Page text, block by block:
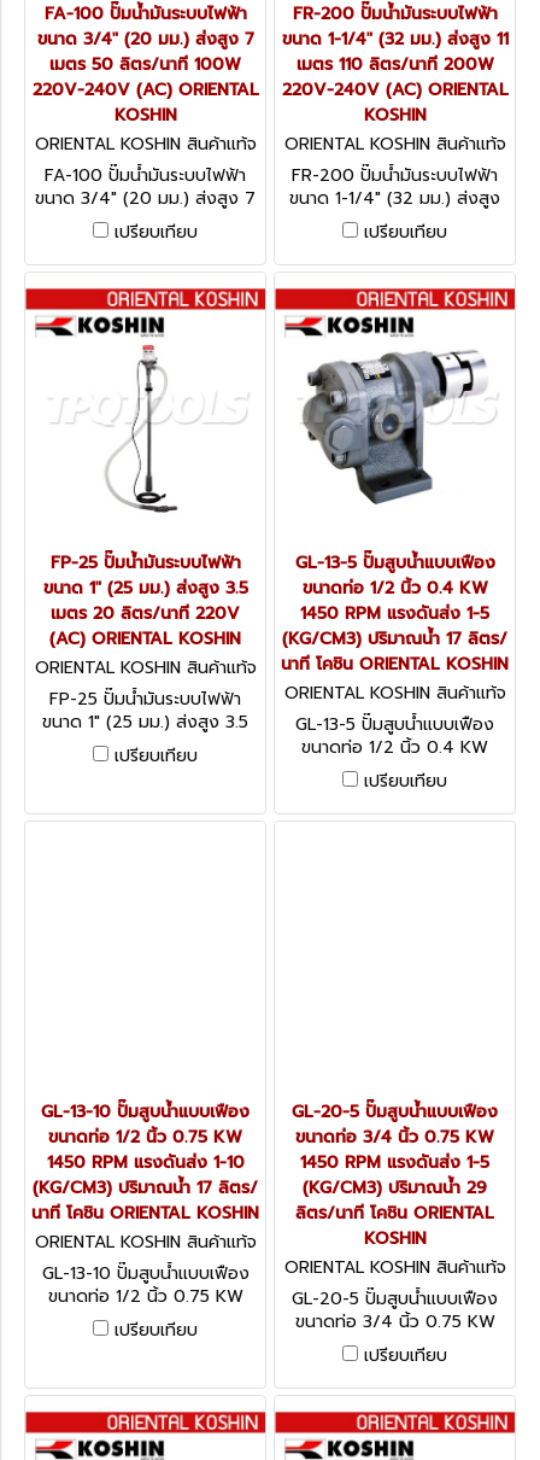
FA-100 ปั๊มน้ำมันระบบไฟฟ้า
ขนาด 3/4" (20 มม.) ส่งสูง 7
เมตร 50 ลิตร/นาที 100W
220V-240V (AC) ORIENTAL
KOSHIN
ORIENTAL KOSHIN สินค้าแท้จ
ากโรงงานผู้ผลิต FA-100
FA-100 ปั๊มน้ำมันระบบไฟฟ้า
ขนาด 3/4" (20 มม.) ส่งสูง 7
เมตร 50 ลิตร/นาที 100W
220V-240V (AC) ORIENTAL
KOSHIN
เปรียบเทียบ
FR-200 ปั๊มน้ำมันระบบไฟฟ้า
ขนาด 1-1/4" (32 มม.) ส่งสูง 11
เมตร 110 ลิตร/นาที 200W
220V-240V (AC) ORIENTAL
KOSHIN
ORIENTAL KOSHIN สินค้าแท้จ
ากโรงงานผู้ผลิต FR-200
FR-200 ปั๊มน้ำมันระบบไฟฟ้า
ขนาด 1-1/4" (32 มม.) ส่งสูง
11 เมตร 110 ลิตร/นาที 200W
220V-240V (AC) ORIENTAL
KOSHIN
เปรียบเทียบ
FP-25 ปั๊มน้ำมันระบบไฟฟ้า
ขนาด 1" (25 มม.) ส่งสูง 3.5
เมตร 20 ลิตร/นาที 220V
(AC) ORIENTAL KOSHIN
ORIENTAL KOSHIN สินค้าแท้จ
ากโรงงานผู้ผลิต FP-25
FP-25 ปั๊มน้ำมันระบบไฟฟ้า
ขนาด 1" (25 มม.) ส่งสูง 3.5
เมตร 20 ลิตร/นาที 220V
(AC) ORIENTAL KOSHIN
เปรียบเทียบ
GL-13-5 ปั๊มสูบน้ำแบบเฟือง
ขนาดท่อ 1/2 นิ้ว 0.4 KW
1450 RPM แรงดันส่ง 1-5
(KG/CM3) ปริมาณน้ำ 17 ลิตร/
นาที โคชิน ORIENTAL KOSHIN
ORIENTAL KOSHIN สินค้าแท้จ
ากโรงงานผู้ผลิต GL-13-5
GL-13-5 ปั๊มสูบน้ำแบบเฟือง
ขนาดท่อ 1/2 นิ้ว 0.4 KW
1450 RPM แรงดันส่ง 1-5
(KG/CM3) ปริมาณน้ำ 17 ลิตร/
นาที โคชิน ORIENTAL KOSHIN
เปรียบเทียบ
GL-13-10 ปั๊มสูบน้ำแบบเฟือง
ขนาดท่อ 1/2 นิ้ว 0.75 KW
1450 RPM แรงดันส่ง 1-10
(KG/CM3) ปริมาณน้ำ 17 ลิตร/
นาที โคชิน ORIENTAL KOSHIN
ORIENTAL KOSHIN สินค้าแท้จ
ากโรงงานผู้ผลิต GL-13-10
GL-13-10 ปั๊มสูบน้ำแบบเฟือง
ขนาดท่อ 1/2 นิ้ว 0.75 KW
1450 RPM แรงดันส่ง 1-10
(KG/CM3) ปริมาณน้ำ 17 ลิตร/
เปรียบเทียบ
GL-20-5 ปั๊มสูบน้ำแบบเฟือง
ขนาดท่อ 3/4 นิ้ว 0.75 KW
1450 RPM แรงดันส่ง 1-5
(KG/CM3) ปริมาณน้ำ 29
ลิตร/นาที โคชิน ORIENTAL
KOSHIN
ORIENTAL KOSHIN สินค้าแท้จ
ากโรงงานผู้ผลิต GL-20-5
GL-20-5 ปั๊มสูบน้ำแบบเฟือง
ขนาดท่อ 3/4 นิ้ว 0.75 KW
1450 RPM แรงดันส่ง 1-5
(KG/CM3) ปริมาณน้ำ 29
ลิตร/นาที โคชิน ORIENTAL
KOSHIN
เปรียบเทียบ